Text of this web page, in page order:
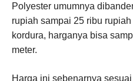
Polyester umumnya
rupiah sampai 25 ribu
kordura, harganya bisa
meter.
Harga ini sebenarnya